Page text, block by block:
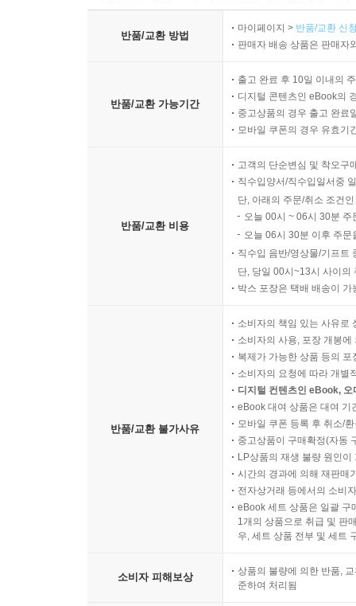
반품/교환 방법
마이페이지 > 반품/교환 신
판매자 배송 상품은 판매자
반품/교환 가능기간
출고 완료 후 10일 이내의
디지털 콘텐츠인 eBook의
중고상품의 경우 출고 완료
모바일 쿠폰의 경우 유효기
반품/교환 비용
고객의 단순변심 및 착오구
직수입양서/직수입일서중
단, 아래의 주문/취소 조건
오늘 00시 ~ 06시 30분
오늘 06시 30분 이후 주
직수입 음반/영상물/기프트
단, 당일 00시~13시 사이의
박스 포장은 택배 배송이
반품/교환 불가사유
소비자의 책임 있는 사유로
소비자의 사용, 포장 개봉
복제가 가능한 상품 등의
소비자의 요청에 따라 개별
디지털 컨텐츠인 eBook,
eBook 대여 상품은 대여 기
모바일 쿠폰 등록 후 취소/
중고상품이 구매확정(자동
LP상품의 재생 불량 원인
시간의 경과에 의해 재판매
전자상거래 등에서의 소비
eBook 세트 상품은 일괄 구
1개의 상품으로 취급 및 판
우, 세트 상품 전부 및 세트
소비자 피해보상
상품의 불량에 의한 반품,
준하여 처리됨